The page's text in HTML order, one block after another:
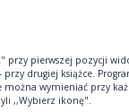
przy pierwszej pozycji
drugiej książce.
wymieniać przy
,,Wybierz ikonę".